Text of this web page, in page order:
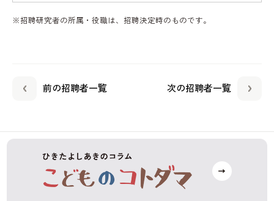
※招聘研究者の所属・役職は、招聘決定時のものです。
前の招聘者一覧 次の招聘者一覧